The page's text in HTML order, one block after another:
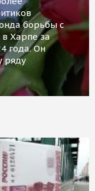
борьбы с
в Харпе за
года. Он
ряду